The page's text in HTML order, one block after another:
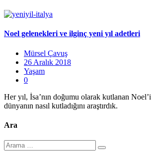
Noel gelenekleri ve ilginç yeni yıl adetleri
Mürsel Çavuş
26 Aralık 2018
Yaşam
0
Her yıl, İsa’nın doğumu olarak kutlanan
dünyanın nasıl kutladığını araştırdık.
Ara